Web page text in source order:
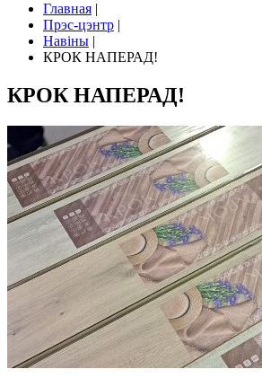
Главная |
Прэс-цэнтр |
Навіны |
КРОК НАПЕРАД!
КРОК НАПЕРАД!